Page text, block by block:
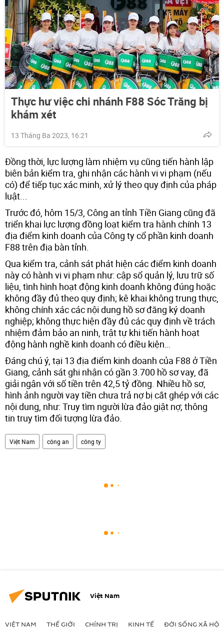
Thực hư việc chi nhánh F88 Sóc Trăng bị
khám xét
13 Tháng Ba 2023, 16:21
Đồng thời, lực lượng làm nhiệm vụ cũng tiến hành lập
biên bản kiểm tra, ghi nhận các hành vi vi phạm (nếu
có) để tiếp tục xác minh, xử lý theo quy định của pháp
luật...
Trước đó, hôm 15/3, Công an tỉnh Tiền Giang cũng đã
triển khai lực lượng đồng loạt kiểm tra hành chính 13
địa điểm kinh doanh của Công ty cổ phần kinh doanh
F88 trên địa bàn tỉnh.
Qua kiểm tra, cảnh sát phát hiện các điểm kinh doanh
này có hành vi vi phạm như: cập sổ quản lý, lưu trữ số
liệu, tình hình hoạt động kinh doanh không đúng hoặc
không đầy đủ theo quy định; kê khai không trung thực,
không chính xác các nội dung hồ sơ đăng ký doanh
nghiệp; không thực hiện đầy đủ các quy định về trách
nhiệm đảm bảo an ninh, trật tự khi tiến hành hoạt
động hành nghề kinh doanh có điều kiện…
Đáng chú ý, tại 13 địa điểm kinh doanh của F88 ở Tiền
Giang, cảnh sát ghi nhận có gần 3.700 hồ sơ vay, đã
giải ngân với số tiền trên 42,5 tỷ đồng. Nhiều hồ sơ,
hình ảnh người vay tiền chưa trả nợ bị cắt ghép với các
nội dung, như: Truy tìm người lừa đảo giật nợ; thông
tin truy tìm đối tượng lừa đảo.
Việt Nam công an công ty
Việt Nam
VIỆT NAM THẾ GIỚI CHÍNH TRỊ KINH TẾ ĐỜI SỐNG XÃ HỘI